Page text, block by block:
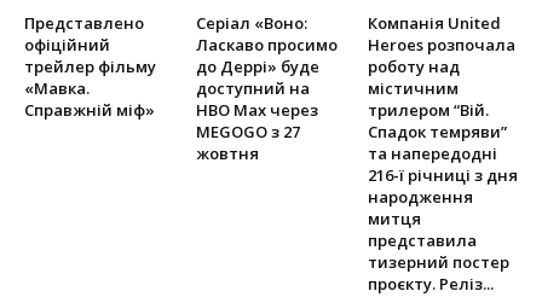
Представлено
офіційний
трейлер фільму
«Мавка.
Справжній міф»
Серіал «Воно:
Ласкаво просимо
до Деррі» буде
доступний на
HBO Max через
MEGOGO з 27
жовтня
Компанія United
Heroes розпочала
роботу над
містичним
трилером “Вій.
Спадок темряви”
та напередодні
216-ї річниці з дня
народження
митця
представила
тизерний постер
проєкту. Реліз...